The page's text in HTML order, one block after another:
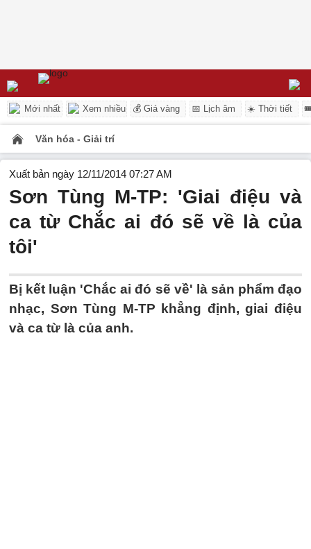
Mới nhất Xem nhiều 💰 Giá vàng 📅 Lịch âm ☀️ Thời tiết
Văn hóa - Giải trí
Xuất bản ngày 12/11/2014 07:27 AM
Sơn Tùng M-TP: 'Giai điệu và
ca từ Chắc ai đó sẽ về là của
tôi'
Bị kết luận 'Chắc ai đó sẽ về' là sản phẩm đạo
nhạc, Sơn Tùng M-TP khẳng định, giai điệu
và ca từ là của anh.